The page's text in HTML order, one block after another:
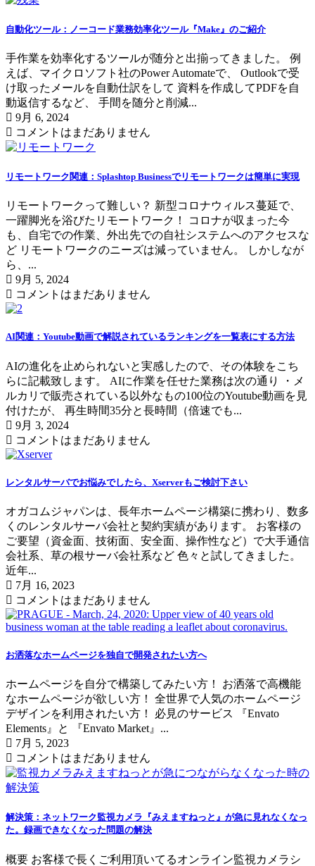
自動化ツール：ノーコード業務効率化ツール『Make』のご紹介
手作業を効率化するツールが随分と出揃ってきました。 例
えば、マイクロソフト社のPower Automateで、 Outlookで受
け取ったメールを自動仕訳をして 資料を作成してPDFを自
動返信するなど、 手間を随分と削減...
9月 6, 2024
コメントはまだありません
リモートワーク関連：Splashtop Businessでリモートワークは簡単に実現
リモートワークって難しい？ 新型コロナウィルス蔓延で、
一躍脚光を浴びたリモートワーク！ コロナが収まった今
も、自宅での作業、外出先での自社システムへのアクセスな
ど リモートワークのニーズは減っていません。 しかしなが
ら、...
9月 5, 2024
コメントはまだありません
AI関連：Youtube動画で解説されているランキングを一覧表にする方法
AIの進化を止められないと実感したので、その体験をこち
らに記載致します。 AIに作業を任せた業務は次の通り ・メ
ルカリで販売されている以外なもの100位のYoutube動画を見
付けたが、 再生時間35分と長時間（倍速でも...
9月 3, 2024
コメントはまだありません
レンタルサーバでお悩みでしたら、Xserverもご検討下さい
オガコムジャパンは、長年ホームページ構築に携わり、数多
くのレンタルサーバ会社と契約実績があります。 お客様の
ご要望（資金面、技術面、安全面、操作性など）で大手通信
会社系、草の根サーバ会社系など 色々と試してきました。
近年...
7月 16, 2023
コメントはまだありません
お洒落なホームページを独自で開発されたい方へ
ホームページを自分で構築してみたい方！ お洒落で高機能
なホームページが欲しい方！ 全世界で人気のホームページ
デザインを利用されたい方！ 必見のサービス 『Envato
Elements』と 『Envato Market』...
7月 5, 2023
コメントはまだありません
解決策：ネットワーク監視カメラ『みえますねっと』が急に見れなくなっ
た。録画できなくなった問題の解決
概要 お客様で長くご利用頂いてるオンライン監視カメラシ